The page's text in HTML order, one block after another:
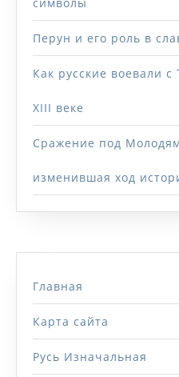
Перун и его роль в
Как русские воевали
XIII веке
Сражение под
изменившая ход
Главная
Карта сайта
Русь Изначальная